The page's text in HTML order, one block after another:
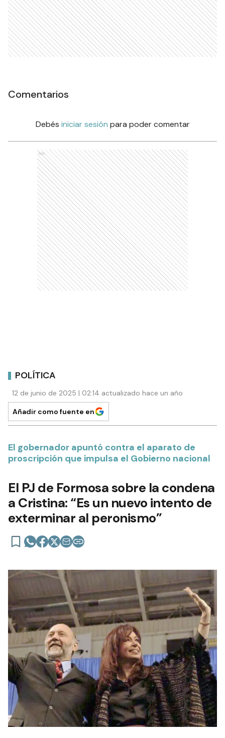
Comentarios
Debés iniciar sesión para poder comentar
Ads
POLÍTICA
12 de junio de 2025 | 02:14 actualizado hace un año
Añadir como fuente en
El gobernador apuntó contra el aparato de
proscripción que impulsa el Gobierno nacional
El PJ de Formosa sobre la condena
a Cristina: “Es un nuevo intento de
exterminar al peronismo”